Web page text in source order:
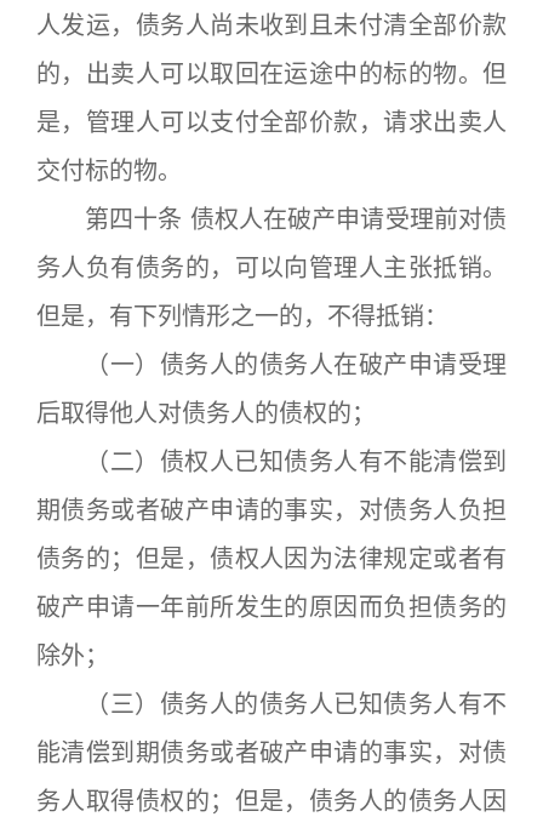
人发运，债务人尚未收到且未付清全部价款
的，出卖人可以取回在运途中的标的物。但
是，管理人可以支付全部价款，请求出卖人
交付标的物。
第四十条 债权人在破产申请受理前对债
务人负有债务的，可以向管理人主张抵销。
但是，有下列情形之一的，不得抵销：
（一）债务人的债务人在破产申请受理
后取得他人对债务人的债权的；
（二）债权人已知债务人有不能清偿到
期债务或者破产申请的事实，对债务人负担
债务的；但是，债权人因为法律规定或者有
破产申请一年前所发生的原因而负担债务的
除外；
（三）债务人的债务人已知债务人有不
能清偿到期债务或者破产申请的事实，对债
务人取得债权的；但是，债务人的债务人因